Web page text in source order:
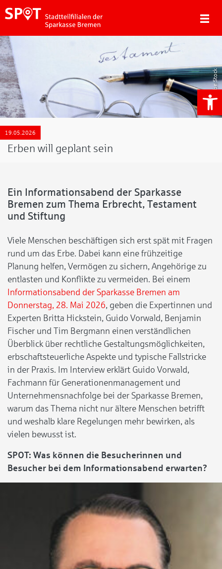
Adobe Stock
19.05.2026
Erben will geplant sein
Ein Informationsabend der Sparkasse
Bremen zum Thema Erbrecht, Testament
und Stiftung
Viele Menschen beschäftigen sich erst spät mit Fragen
rund um das Erbe. Dabei kann eine frühzeitige
Planung helfen, Vermögen zu sichern, Angehörige zu
entlasten und Konflikte zu vermeiden. Bei einem
Informationsabend der Sparkasse Bremen am
Donnerstag, 28. Mai 2026, geben die Expertinnen und
Experten Britta Hickstein, Guido Vorwald, Benjamin
Fischer und Tim Bergmann einen verständlichen
Überblick über rechtliche Gestaltungsmöglichkeiten,
erbschaftsteuerliche Aspekte und typische Fallstricke
in der Praxis. Im Interview erklärt Guido Vorwald,
Fachmann für Generationenmanagement und
Unternehmensnachfolge bei der Sparkasse Bremen,
warum das Thema nicht nur ältere Menschen betrifft
und weshalb klare Regelungen mehr bewirken, als
vielen bewusst ist.
SPOT: Was können die Besucherinnen und
Besucher bei dem Informationsabend erwarten?